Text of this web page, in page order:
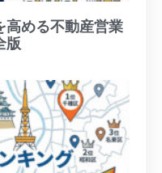
高める不動産営業
版